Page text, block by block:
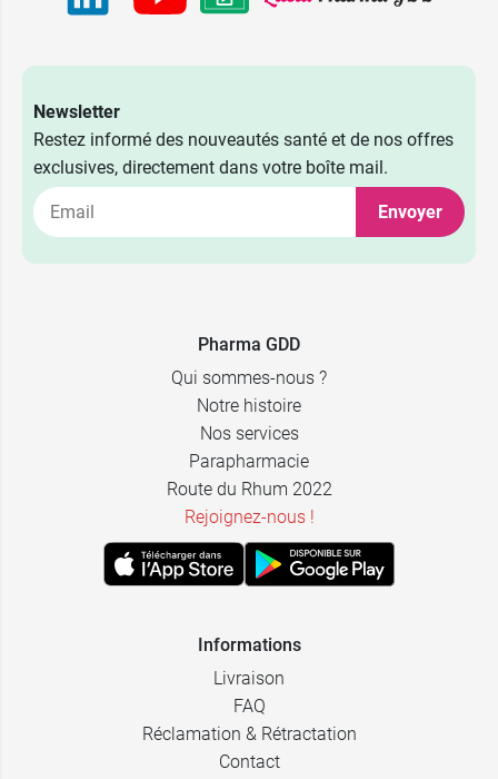
Newsletter
Restez informé des nouveautés santé et de nos offres
exclusives, directement dans votre boîte mail.
Envoyer
Pharma GDD
Qui sommes-nous ?
Notre histoire
Nos services
Parapharmacie
Route du Rhum 2022
Rejoignez-nous !
Informations
Livraison
FAQ
Réclamation & Rétractation
Contact